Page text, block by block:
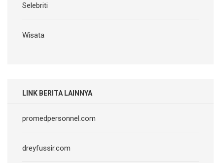
Selebriti
Wisata
LINK BERITA LAINNYA
promedpersonnel.com
dreyfussir.com